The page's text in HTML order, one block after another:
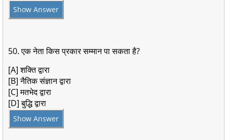
Show Answer
50. एक नेता किस प्रकार सम्मान पा सकता है?
[A] शक्ति द्वारा
[B] नैतिक संज्ञान द्वारा
[C] मतभेद द्वारा
[D] बुद्धि द्वारा
Show Answer